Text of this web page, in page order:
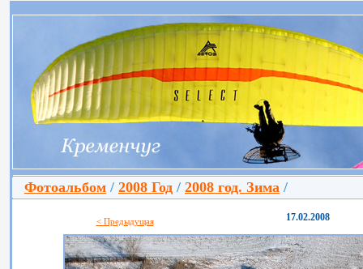
Фотоальбом / 2008 Год / 2008 год. Зима /
< Предыдущая 17.02.2008